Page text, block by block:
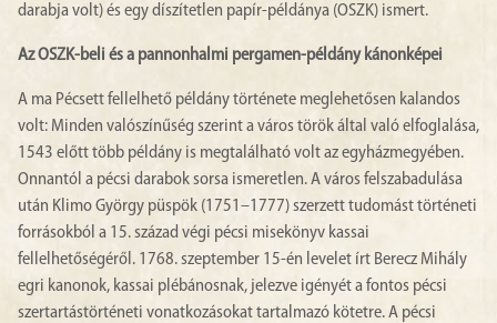
darabja volt) és egy díszítetlen papír-példánya (OSZK) ismert.
Az OSZK-beli és a pannonhalmi pergamen-példány kánonképei
A ma Pécsett fellelhető példány története meglehetősen kalandos
volt: Minden valószínűség szerint a város török által való elfoglalása,
1543 előtt több példány is megtalálható volt az egyházmegyében.
Onnantól a pécsi darabok sorsa ismeretlen. A város felszabadulása
után Klimo György püspök (1751–1777) szerzett tudomást történeti
forrásokból a 15. század végi pécsi misekönyv kassai
fellelhetőségéről. 1768. szeptember 15-én levelet írt Berecz Mihály
egri kanonok, kassai plébánosnak, jelezve igényét a fontos pécsi
szertartástörténeti vonatkozásokat tartalmazó kötetre. A pécsi